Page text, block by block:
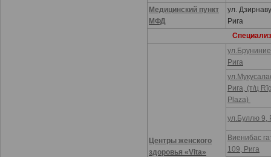
Медицинский пункт
МФД
ул.
Рига
Центры женского
здоровья «Vita»
Рига
Рига, (т/ц
Plaza)
ул.Буллю 9,
Виенибас
109, Рига